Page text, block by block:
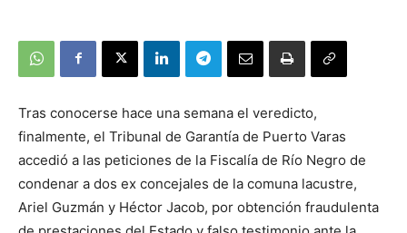
Tras conocerse hace una semana el veredicto,
finalmente, el Tribunal de Garantía de Puerto Varas
accedió a las peticiones de la Fiscalía de Río Negro de
condenar a dos ex concejales de la comuna lacustre,
Ariel Guzmán y Héctor Jacob, por obtención fraudulenta